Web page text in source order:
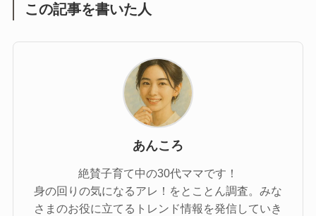
この記事を書いた人
あんころ
絶賛子育て中の30代ママです！
身の回りの気になるアレ！をとことん調査。みな
さまのお役に立てるトレンド情報を発信していき